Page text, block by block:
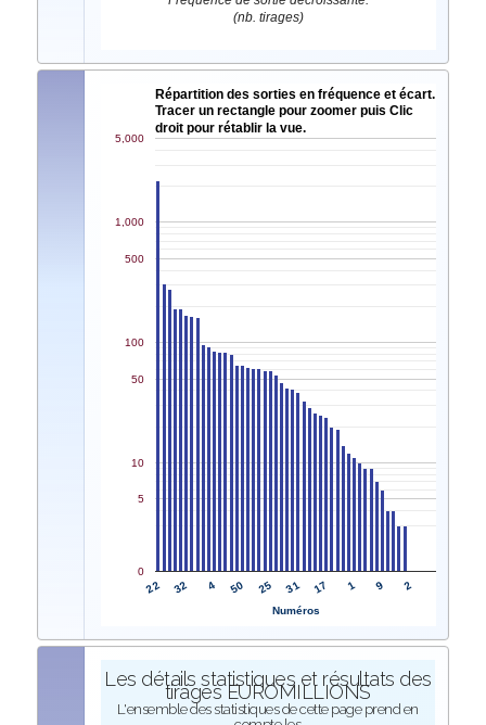
(nb. tirages)
Répartition des sorties en fréquence et écart.
Tracer un rectangle pour zoomer puis Clic
droit pour rétablir la vue.
22 32 4 50 25 31 17 1 9 2
0
5
10
50
100
500
1,000
5,000
Numéros
Les détails statistiques et résultats des
tirages EUROMILLIONS
L'ensemble des statistiques de cette page prend en